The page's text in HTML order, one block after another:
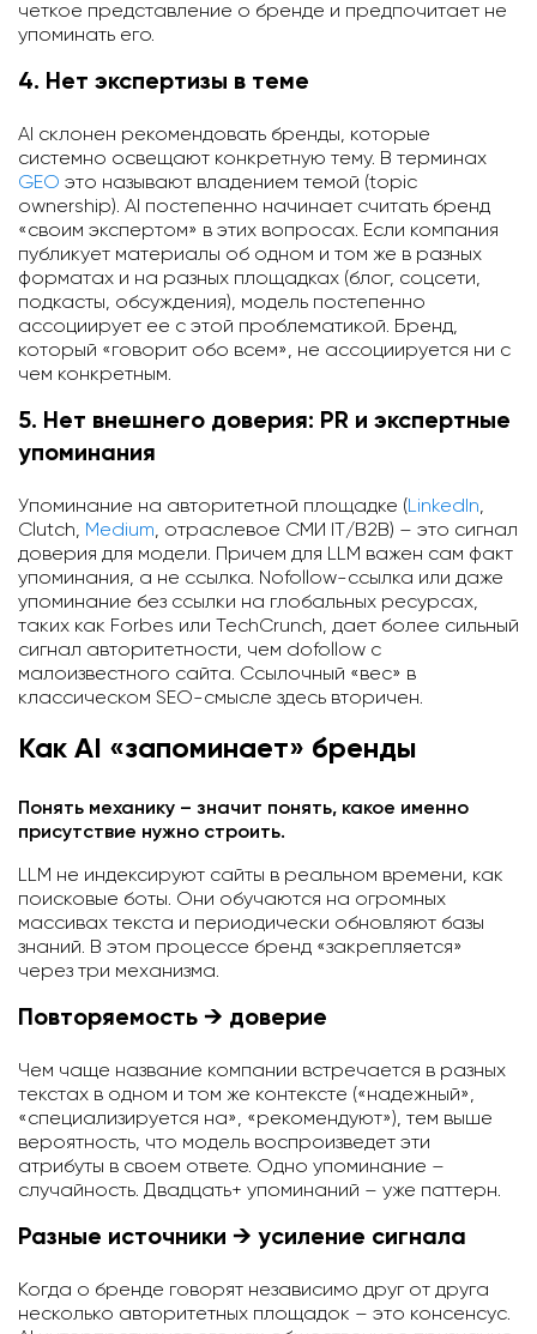
четкое представление о бренде и предпочитает не
упоминать его.
4. Нет экспертизы в теме
AI склонен рекомендовать бренды, которые
системно освещают конкретную тему. В терминах
GEO это называют владением темой (topic
ownership). AI постепенно начинает считать бренд
«своим экспертом» в этих вопросах. Если компания
публикует материалы об одном и том же в разных
форматах и на разных площадках (блог, соцсети,
подкасты, обсуждения), модель постепенно
ассоциирует ее с этой проблематикой. Бренд,
который «говорит обо всем», не ассоциируется ни с
чем конкретным.
5. Нет внешнего доверия: PR и экспертные
упоминания
Упоминание на авторитетной площадке (LinkedIn,
Clutch, Medium, отраслевое СМИ IT/B2B) – это сигнал
доверия для модели. Причем для LLM важен сам факт
упоминания, а не ссылка. Nofollow-ссылка или даже
упоминание без ссылки на глобальных ресурсах,
таких как Forbes или TechCrunch, дает более сильный
сигнал авторитетности, чем dofollow с
малоизвестного сайта. Ссылочный «вес» в
классическом SEO-смысле здесь вторичен.
Как AI «запоминает» бренды
Понять механику – значит понять, какое именно
присутствие нужно строить.
LLM не индексируют сайты в реальном времени, как
поисковые боты. Они обучаются на огромных
массивах текста и периодически обновляют базы
знаний. В этом процессе бренд «закрепляется»
через три механизма.
Повторяемость → доверие
Чем чаще название компании встречается в разных
текстах в одном и том же контексте («надежный»,
«специализируется на», «рекомендуют»), тем выше
вероятность, что модель воспроизведет эти
атрибуты в своем ответе. Одно упоминание –
случайность. Двадцать+ упоминаний – уже паттерн.
Разные источники → усиление сигнала
Когда о бренде говорят независимо друг от друга
несколько авторитетных площадок – это консенсус.